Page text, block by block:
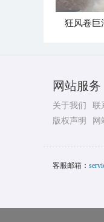
网站服务
关于我们 联
版权声明
网
客服邮箱：